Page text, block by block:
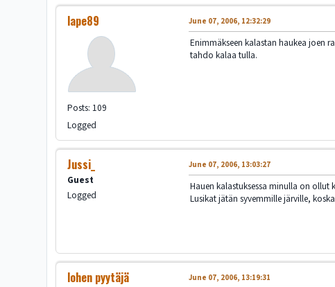
lape89
Posts: 109
Logged
June 07, 2006, 12:32:29
Enimmäkseen kalastan haukea joen
tahdo kalaa tulla.
Jussi_
Guest
Logged
June 07, 2006, 13:03:27
Hauen kalastuksessa minulla on
Lusikat jätän syvemmille järville,
lohen pyytäjä June 07, 2006, 13:19:31